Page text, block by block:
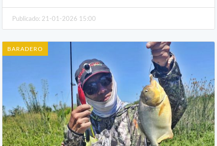
Publicado: 21-01-2026 15:00
BARADERO